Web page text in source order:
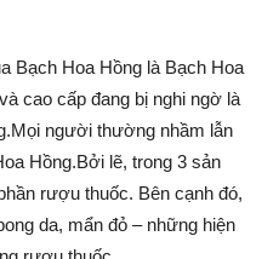
Bạch Hoa Hồng là Bạch Hoa
cao cấp đang bị nghi ngờ là
người thường nhầm lẫn
Hồng.Bởi lẽ, trong 3 sản
rượu thuốc. Bên cạnh đó,
da, mẩn đỏ – những hiện